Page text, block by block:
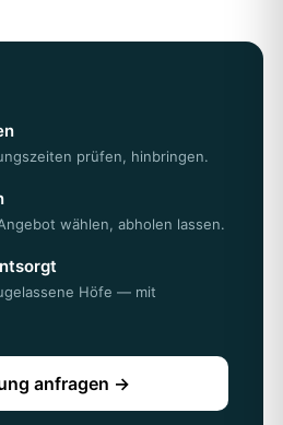
prüfen, hinbringen.
wählen, abholen lassen.
Höfe — mit
anfragen →